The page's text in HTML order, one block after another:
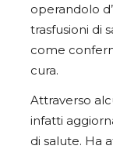
operandolo
trasfusioni di
come
cura.
Attraverso
infatti
di salute. Ha